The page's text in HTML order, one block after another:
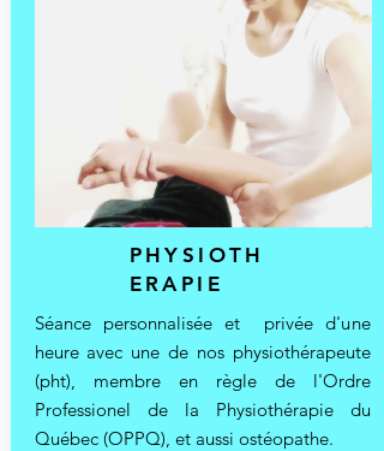
PHYSIOTH
ERAPIE
Séance personnalisée et privée d'une
heure avec une de nos physiothérapeute
(pht), membre en règle de l'Ordre
Professionel de la Physiothérapie du
Québec (OPPQ), et aussi ostéopathe.